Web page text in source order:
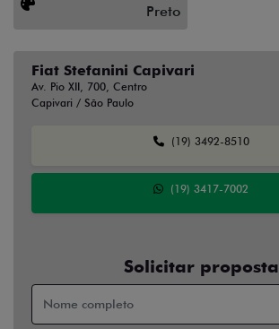
Preto
Fiat Stefanini Capivari
Av. Pio XII, 700, Centro
Capivari / São Paulo
(19) 3492-8510
(19) 3417-7002
Solicitar proposta